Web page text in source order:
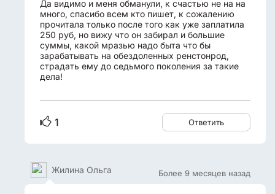
Да видимо и меня обманули, к счастью не на на
много, спасибо всем кто пишет, к сожалению
прочитала только после того как уже заплатила
250 руб, но вижу что он забирал и большие
суммы, какой мразью надо быта что бы
зарабатывать на обездоленных ренстонрод,
страдать ему до седьмого поколения за такие
дела!
1 Ответить
Более 9 месяцев назад
Жилина Ольга